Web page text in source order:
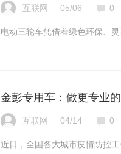
互联网 05/06 0
电动三轮车凭借着绿色环保、
金彭专用车：做更专业
互联网 04/14 0
近日，全国各大城市疫情防控